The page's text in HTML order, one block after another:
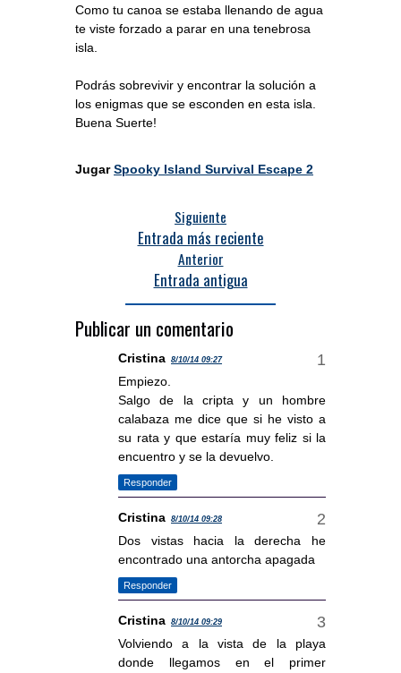
Como tu canoa se estaba llenando de agua
te viste forzado a parar en una tenebrosa
isla.
Podrás sobrevivir y encontrar la solución a
los enigmas que se esconden en esta isla.
Buena Suerte!
JugarSpooky Island Survival Escape 2
Siguiente
Entrada más reciente
Anterior
Entrada antigua
Publicar un comentario
Cristina 8/10/14 09:27
Empiezo.
Salgo de la cripta y un hombre
calabaza me dice que si he visto a
su rata y que estaría muy feliz si la
encuentro y se la devuelvo.
Responder
Cristina 8/10/14 09:28
Dos vistas hacia la derecha he
encontrado una antorcha apagada
Responder
Cristina 8/10/14 09:29
Volviendo a la vista de la playa
donde llegamos en el primer